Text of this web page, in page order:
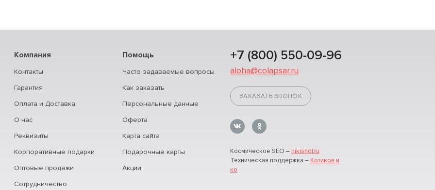
Компания
Контакты
Гарантия
Оплата и Доставка
О нас
Реквизиты
Корпоративные подарки
Оптовые продажи
Сотрудничество
Помощь
Часто задаваемые вопросы
Как заказать
Персональные данные
Оферта
Карта сайта
Подарочные карты
Акции
+7 (800) 550-09-96
aloha@colapsar.ru
ЗАКАЗАТЬ ЗВОНОК
Космическое SEO – nikishof.ru
Техническая поддержка – Котиков и
ко